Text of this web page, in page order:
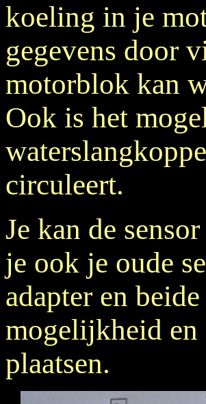
koeling in je
gegevens door
motorblok kan
Ook is het
circuleert.
Je kan de
je ook je oude
adapter en
mogelijkheid en
plaatsen.